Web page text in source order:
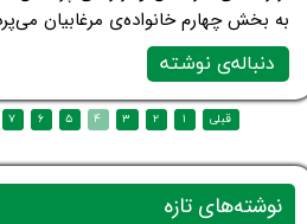
به بخش چهارم خانواده‌ی مرغابیان
دنباله‌ی نوشته
نوشته‌های تازه